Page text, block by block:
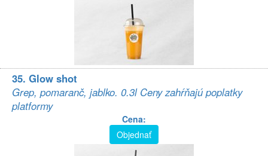
35. Glow shot
Grep, pomaranč, jablko. 0.3l Ceny zahŕňajú poplatky
platformy
Cena:
Objednať